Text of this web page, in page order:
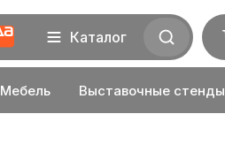
Мебель Выставочные стенды
Каталог